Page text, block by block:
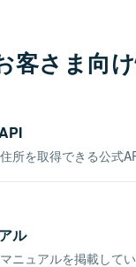
客さま向
所を取得できる公式
ル
ニュアルを掲載してい